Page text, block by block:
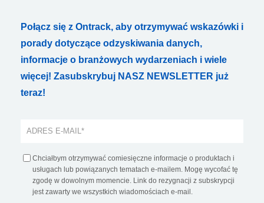
Połącz się z Ontrack, aby otrzymywać wskazówki i
porady dotyczące odzyskiwania danych,
informacje o branżowych wydarzeniach i wiele
więcej! Zasubskrybuj NASZ NEWSLETTER już
teraz!
Chciałbym otrzymywać comiesięczne informacje o produktach i
usługach lub powiązanych tematach e-mailem. Mogę wycofać tę
zgodę w dowolnym momencie. Link do rezygnacji z subskrypcji
jest zawarty we wszystkich wiadomościach e-mail.